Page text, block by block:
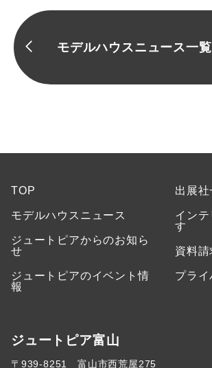
モデルハウスニュース一
TOP
モデルハウスニュース
ジュートピアからのお知ら
せ
ジュートピアのイベント情
報
出展社
イン
す
資料請
プラ
ジュートピア富山
〒939-8251 富山市西荒屋275